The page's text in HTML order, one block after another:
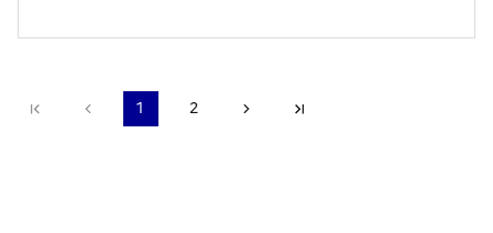
Première pagepage précédente
1 2 Page suivante